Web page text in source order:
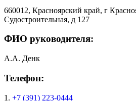
660012, Красноярский край, г
Судостроительная, д 127
ФИО руководителя:
А.А. Денк
Телефон:
1. +7 (391) 223-0444